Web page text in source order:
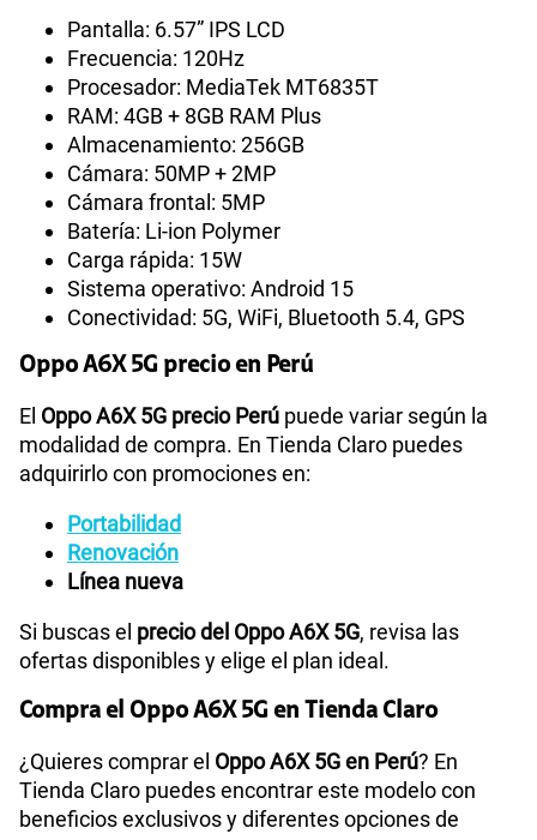
Pantalla: 6.57” IPS LCD
Frecuencia: 120Hz
Procesador: MediaTek MT6835T
RAM: 4GB + 8GB RAM Plus
Almacenamiento: 256GB
Cámara: 50MP + 2MP
Cámara frontal: 5MP
Batería: Li-ion Polymer
Carga rápida: 15W
Sistema operativo: Android 15
Conectividad: 5G, WiFi, Bluetooth 5.4, GPS
Oppo A6X 5G precio en Perú
El Oppo A6X 5G precio Perú puede variar según la
modalidad de compra. En Tienda Claro puedes
adquirirlo con promociones en:
Portabilidad
Renovación
Línea nueva
Si buscas el precio del Oppo A6X 5G, revisa las
ofertas disponibles y elige el plan ideal.
Compra el Oppo A6X 5G en Tienda Claro
¿Quieres comprar el Oppo A6X 5G en Perú? En
Tienda Claro puedes encontrar este modelo con
beneficios exclusivos y diferentes opciones de